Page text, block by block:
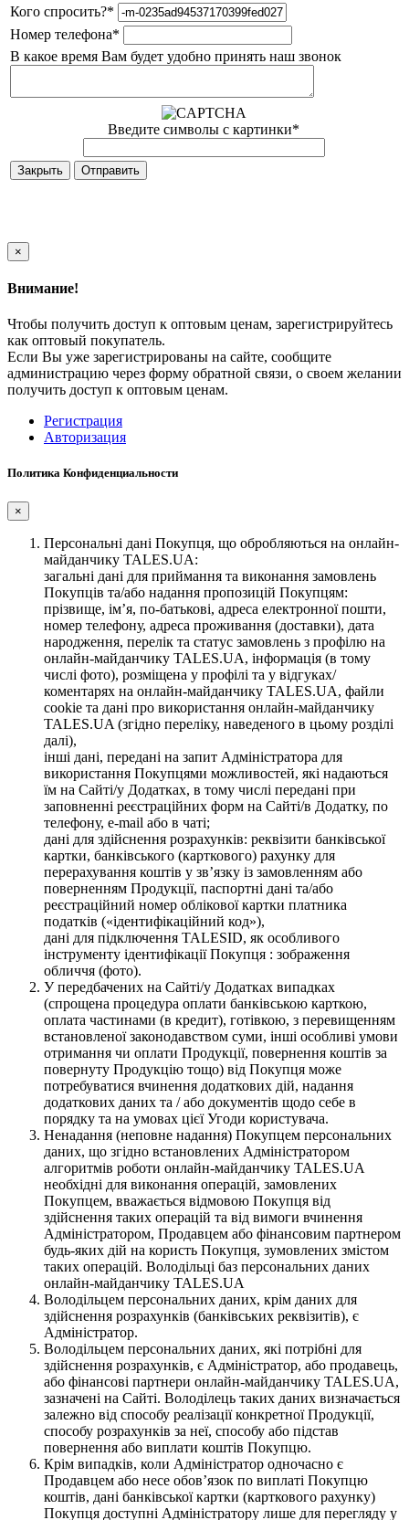
Кого спросить?*
Номер телефона*
В какое время Вам будет удобно принять наш звонок
Введите символы с картинки*
Закрыть
×
Внимание!
Чтобы получить доступ к оптовым ценам, зарегистрируйтесь
как оптовый покупатель.
Если Вы уже зарегистрированы на сайте, сообщите
администрацию через форму обратной связи, о своем желании
получить доступ к оптовым ценам.
Регистрация
Авторизация
Политика Конфиденциальности
×
Персональні дані Покупця, що обробляються на онлайн-
майданчику TALES.UA:
загальні дані для приймання та виконання замовлень
Покупців та/або надання пропозицій Покупцям:
прізвище, ім’я, по-батькові, адреса електронної пошти,
номер телефону, адреса проживання (доставки), дата
народження, перелік та статус замовлень з профілю на
онлайн-майданчику TALES.UA, інформація (в тому
числі фото), розміщена у профілі та у відгуках/
коментарях на онлайн-майданчику TALES.UA, файли
cookie та дані про використання онлайн-майданчику
TALES.UA (згідно переліку, наведеного в цьому розділі
далі),
інші дані, передані на запит Адміністратора для
використання Покупцями можливостей, які надаються
їм на Сайті/у Додатках, в тому числі передані при
заповненні реєстраційних форм на Сайті/в Додатку, по
телефону, e-mail або в чаті;
дані для здійснення розрахунків: реквізити банківської
картки, банківського (карткового) рахунку для
перерахування коштів у зв’язку із замовленням або
поверненням Продукції, паспортні дані та/або
реєстраційний номер облікової картки платника
податків («ідентифікаційний код»),
дані для підключення TALESID, як особливого
інструменту ідентифікації Покупця : зображення
обличчя (фото).
У передбачених на Сайті/у Додатках випадках
(спрощена процедура оплати банківською карткою,
оплата частинами (в кредит), готівкою, з перевищенням
встановленої законодавством суми, інші особливі умови
отримання чи оплати Продукції, повернення коштів за
повернуту Продукцію тощо) від Покупця може
потребуватися вчинення додаткових дій, надання
додаткових даних та / або документів щодо себе в
порядку та на умовах цієї Угоди користувача.
Ненадання (неповне надання) Покупцем персональних
даних, що згідно встановлених Адміністратором
алгоритмів роботи онлайн-майданчику TALES.UA
необхідні для виконання операцій, замовлених
Покупцем, вважається відмовою Покупця від
здійснення таких операцій та від вимоги вчинення
Адміністратором, Продавцем або фінансовим партнером
будь-яких дій на користь Покупця, зумовлених змістом
таких операцій. Володільці баз персональних даних
онлайн-майданчику TALES.UA
Володільцем персональних даних, крім даних для
здійснення розрахунків (банківських реквізитів), є
Адміністратор.
Володільцем персональних даних, які потрібні для
здійснення розрахунків, є Адміністратор, або продавець,
або фінансові партнери онлайн-майданчику TALES.UA,
зазначені на Сайті. Володілець таких даних визначається
залежно від способу реалізації конкретної Продукції,
способу розрахунків за неї, способу або підстав
повернення або виплати коштів Покупцю.
Крім випадків, коли Адміністратор одночасно є
Продавцем або несе обов’язок по виплаті Покупцю
коштів, дані банківської картки (карткового рахунку)
Покупця доступні Адміністратору лише для перегляду у